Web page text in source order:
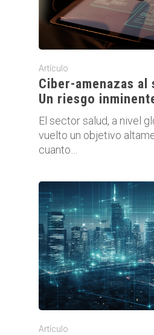
Artículo
Ciber-amenazas
Un riesgo
El sector salud, a nivel
vuelto un objetivo
cuanto…
Artículo